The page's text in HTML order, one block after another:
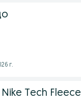
г.
Tech Fleece